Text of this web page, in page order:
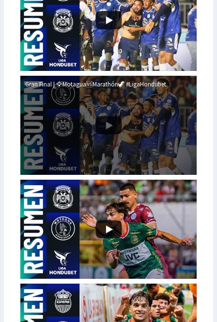
Gran Final | 🦅Motagua🆚Marathón🦖 #LigaHondubet